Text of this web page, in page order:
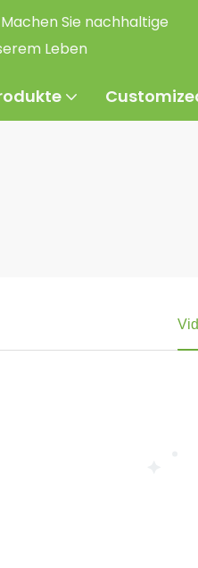
Machen Sie nachhaltige
Leben